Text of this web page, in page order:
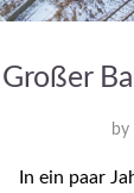
Großer
by
In ein paar